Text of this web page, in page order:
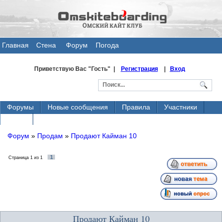
Главная
Стена
Форум Погода
Приветствую Вас"Гость" | Регистрация| Вход
Форумы Новые сообщения Правила
Участники
Форум » Продам » Продают Кайман 10
Страница 1 из 1 1
Продают Кайман 10